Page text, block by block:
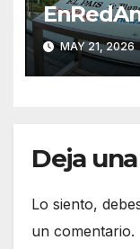
MAY 21, 2026
Deja
Lo siento,
un comentario.